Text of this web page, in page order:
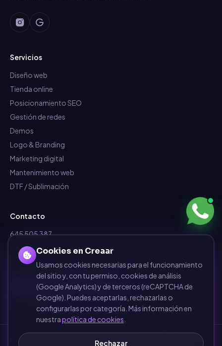
Servicios
Diseño web
Tienda online
Posicionamiento SEO
Gestión de redes
Demos
Logo & Branding
Marketing digital
Mantenimiento web
DTF / Sublimación
Contacto
645 505 387
info@dependalium.com
Mataró(Barcelona)
Déjanos tu reseña en Google
Zonas de cobertura Barcelona·Terrassa·Sabadell
Cookies en Creaar
Usamos cookies necesarias para el funcionamiento
del sitio y, con tu permiso, cookies de análisis
(Google Analytics) y de terceros (reCAPTCHA de
Google). Puedes aceptarlas, rechazarlas o
configurarlas por categoría. Más información en
nuestrapolítica de cookies
Rechazar